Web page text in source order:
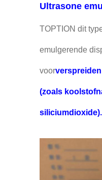
Ultrasone
TOPTION dit
emulgerende
voor
(zoals
siliciumdioxide).